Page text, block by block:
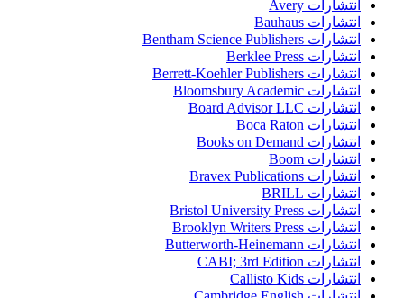
انتشارات Avery
انتشارات Bauhaus
انتشارات Bentham Science Publishers
انتشارات Berklee Press
انتشارات Berrett-Koehler Publishers
انتشارات Bloomsbury Academic
انتشارات Board Advisor LLC
انتشارات Boca Raton
انتشارات Books on Demand
انتشارات Boom
انتشارات Bravex Publications
انتشارات BRILL
انتشارات Bristol University Press
انتشارات Brooklyn Writers Press
انتشارات Butterworth-Heinemann
انتشارات CABI; 3rd Edition
انتشارات Callisto Kids